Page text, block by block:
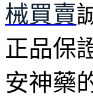
械買賣
正品保
安神藥